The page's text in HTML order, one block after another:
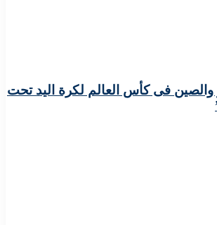
والصين فى كأس العالم لكرة اليد تحت